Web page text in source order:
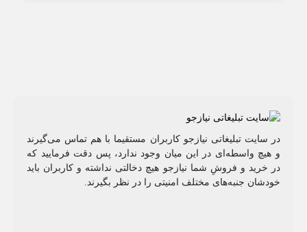
در سایت تبلیغاتی نیازجو کاربران مستقیما با هم تماس می‌گیرند
و هیچ واسطه‌ای در این میان وجود ندارد، پس دقت فرمایید که
در خرید و فروشِ شما نیازجو هیچ دخالتی نداشته و کاربران باید
خودشان جنبه‌های مختلف امنیتی را در نظر بگیرند.